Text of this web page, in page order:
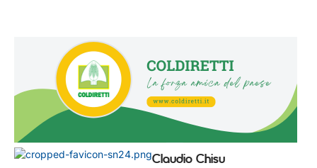
Claudio Chisu